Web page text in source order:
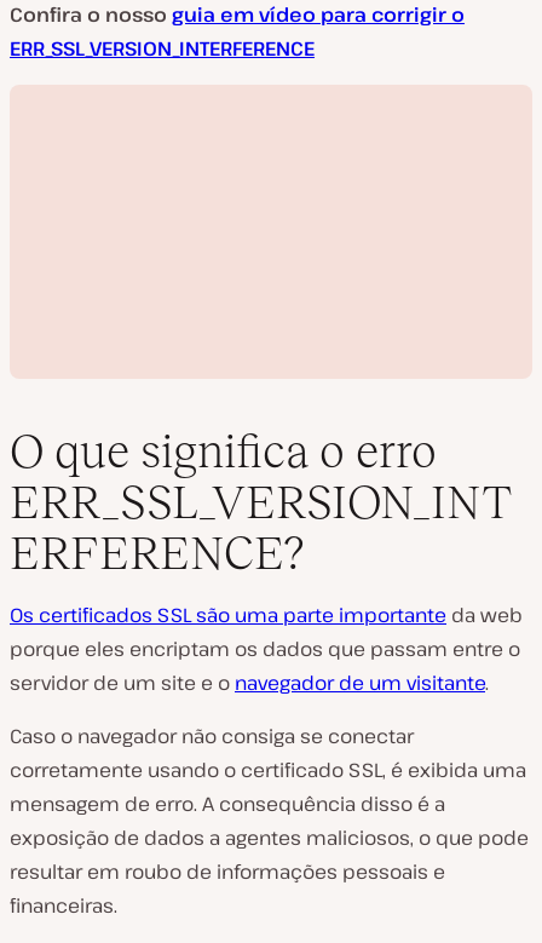
Confira o nosso guia em vídeo para corrigir o
ERR_SSL_VERSION_INTERFERENCE
R
e
p
d
u
z
i
r
í
e
O que significa o erro
ERR_SSL_VERSION_INT
ERFERENCE?
Os certificados SSL são uma parte importante da web
porque eles encriptam os dados que passam entre o
servidor de um site e o navegador de um visitante.
Caso o navegador não consiga se conectar
corretamente usando o certificado SSL, é exibida uma
mensagem de erro. A consequência disso é a
exposição de dados a agentes maliciosos, o que pode
resultar em roubo de informações pessoais e
financeiras.